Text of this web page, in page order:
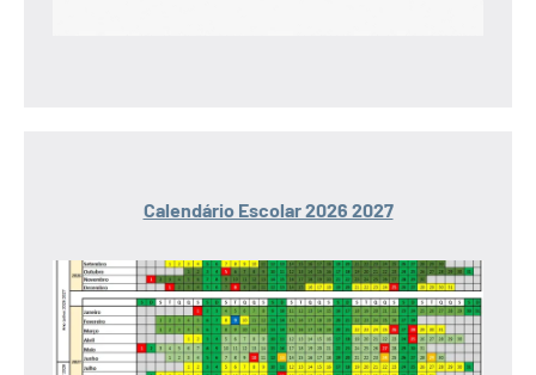
Calendário Escolar 2026 2027